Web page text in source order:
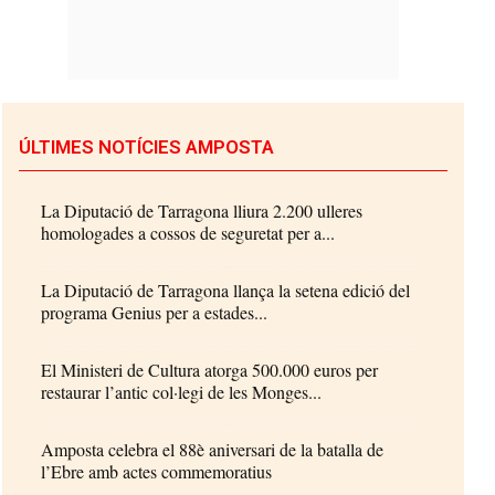
ÚLTIMES NOTÍCIES AMPOSTA
La Diputació de Tarragona lliura 2.200 ulleres
homologades a cossos de seguretat per a...
La Diputació de Tarragona llança la setena edició del
programa Genius per a estades...
El Ministeri de Cultura atorga 500.000 euros per
restaurar l’antic col·legi de les Monges...
Amposta celebra el 88è aniversari de la batalla de
l’Ebre amb actes commemoratius